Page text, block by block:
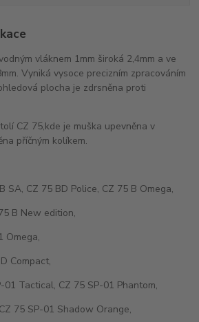
vláknem 1mm široká 2,4mm a ve
Vyniká vysoce precizním zpracováním
plocha je zdrsněna proti
CZ 75,kde je muška upevněna v
příčným kolíkem.
SA, CZ 75 BD Police, CZ 75 B Omega,
B New edition,
Omega,
Compact,
01 Tactical, CZ 75 SP-01 Phantom,
75 SP-01 Shadow Orange,